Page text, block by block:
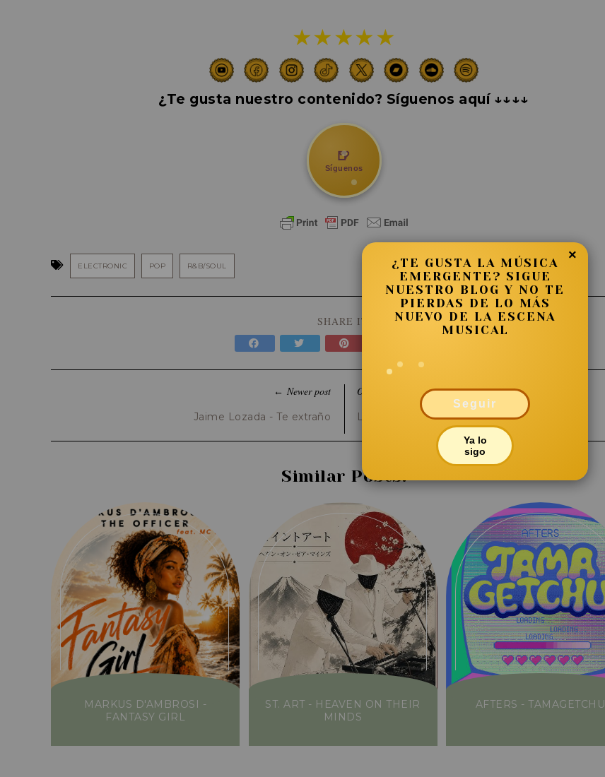
★★★★★
¿Te gusta nuestro contenido? Síguenos aquí ↓↓↓↓
🍺
Síguenos
ELECTRONIC POP R&B/SOUL
SHARE IT:
←Newer post
Jaime Lozada - Te extraño
Older post
Love Ghost - Heartbreak City
Similar Posts:
MARKUS D'AMBROSI -
FANTASY GIRL
ST. ART - HEAVEN ON THEIR
MINDS
AFTERS - TAMAGETCHU
×
¿TE GUSTA LA MÚSICA
EMERGENTE? SIGUE
NUESTRO BLOG Y NO TE
PIERDAS DE LO MÁS
NUEVO DE LA ESCENA
MUSICAL
Seguir
Ya lo
sigo